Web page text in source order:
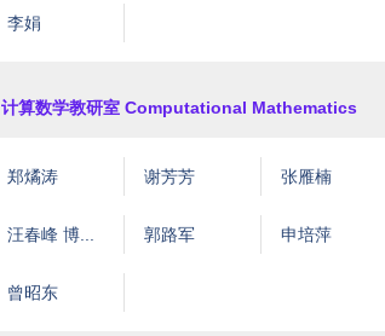
李娟
计算数学教研室 Computational Mathematics
郑燏涛 谢芳芳 张雁楠
汪春峰 博... 郭路军 申培萍
曾昭东